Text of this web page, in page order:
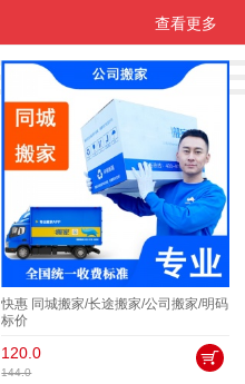
查看更多
快惠 同城搬家/长途搬家/公司搬家/明码
标价
120.0
144.0